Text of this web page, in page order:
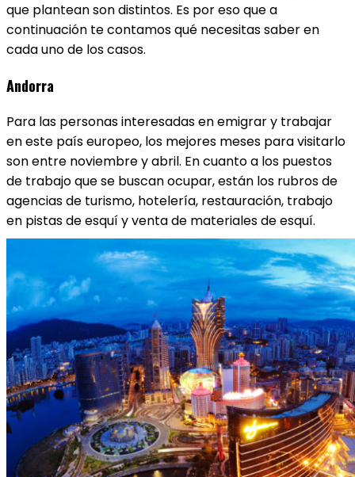
que plantean son distintos. Es por eso que a
continuación te contamos qué necesitas saber en
cada uno de los casos.
Andorra
Para las personas interesadas en emigrar y trabajar
en este país europeo, los mejores meses para visitarlo
son entre noviembre y abril. En cuanto a los puestos
de trabajo que se buscan ocupar, están los rubros de
agencias de turismo, hotelería, restauración, trabajo
en pistas de esquí y venta de materiales de esquí.